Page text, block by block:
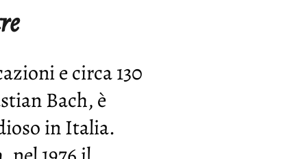
e circa 130
Bach, è
in Italia.